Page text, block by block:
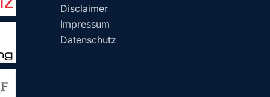
Disclaimer
Impressum
Datenschutz